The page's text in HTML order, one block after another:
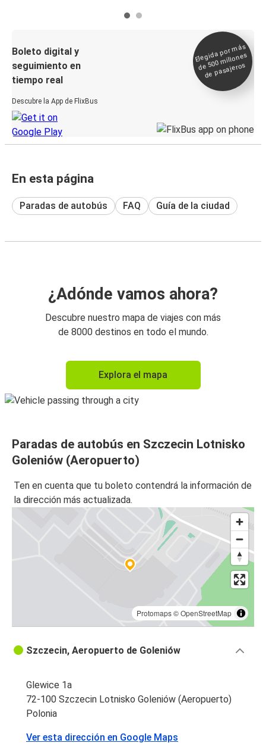
Boleto digital y
seguimiento en
tiempo real
Descubre la App de FlixBus
Elegida por
más
de 500
millones
de pasajeros
En esta página
Paradas de autobús FAQ Guía de la ciudad
¿Adónde vamos ahora?
Descubre nuestro mapa de viajes con más
de 8000 destinos en todo el mundo.
Explora el mapa
Paradas de autobús en Szczecin Lotnisko
Goleniów (Aeropuerto)
Ten en cuenta que tu boleto contendrá la información de
la dirección más actualizada.
Protomaps©OpenStreetMap
Szczecin, Aeropuerto de Goleniów
Glewice 1a
72-100 Szczecin Lotnisko Goleniów (Aeropuerto)
Polonia
Ver esta dirección en Google Maps